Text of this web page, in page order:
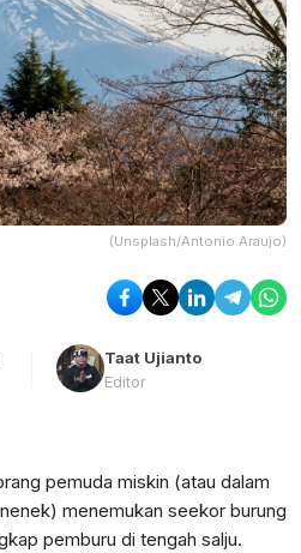
(Unsplash/Antonio Araujo)
Taat Ujianto
Editor
pemuda miskin (atau dalam
menemukan seekor burung
pemburu di tengah salju.